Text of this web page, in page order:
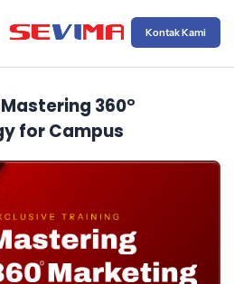
Kontak Kami
360°
for Campus